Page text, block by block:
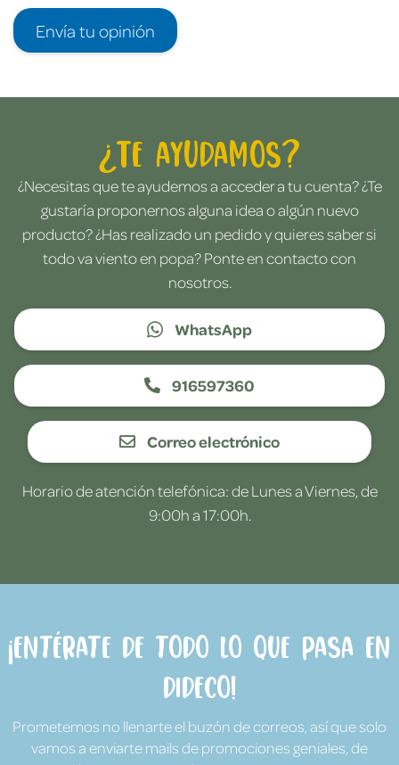
Envía tu opinión
¿Te ayudamos?
¿Necesitas que te ayudemos a acceder a tu cuenta? ¿Te
gustaría proponernos alguna idea o algún nuevo
producto? ¿Has realizado un pedido y quieres saber si
todo va viento en popa? Ponte en contacto con
nosotros.
WhatsApp
916597360
Correo electrónico
Horario de atención telefónica: de Lunes a Viernes, de
9:00h a 17:00h.
¡Entérate de todo lo que pasa en
Dideco!
Prometemos no llenarte el buzón de correos, así que solo
vamos a enviarte mails de promociones geniales, de